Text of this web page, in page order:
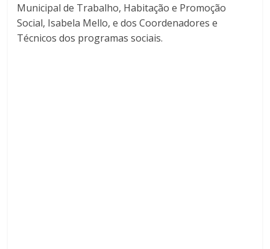
Municipal de Trabalho, Habitação e Promoção
Social, Isabela Mello, e dos Coordenadores e
Técnicos dos programas sociais.